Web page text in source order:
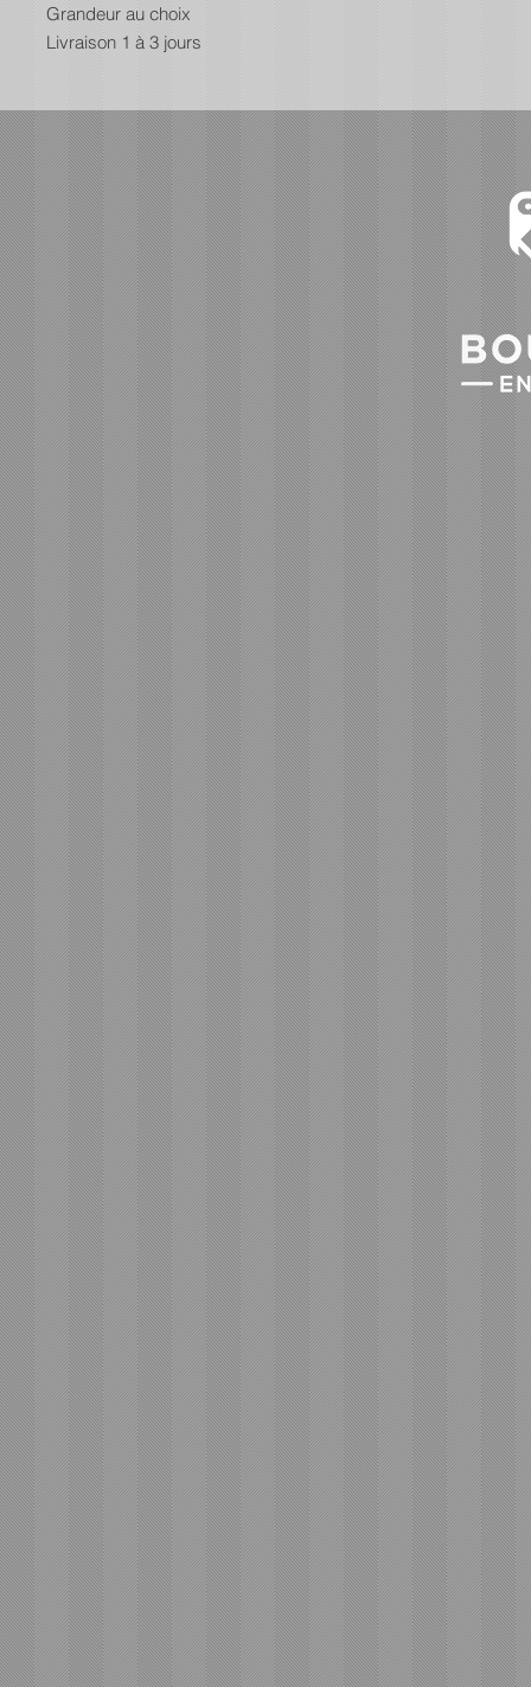
Grandeur au choix
Livraison 1 à 3 jours